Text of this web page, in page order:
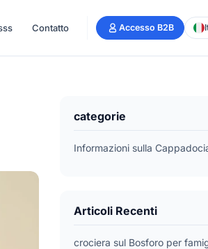
Contatto Accesso B2B
categorie
Informazioni sulla
Articoli Recenti
crociera sul Bosforo per